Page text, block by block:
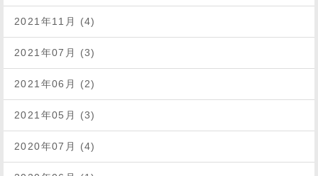
2021年11月 (4)
2021年07月 (3)
2021年06月 (2)
2021年05月 (3)
2020年07月 (4)